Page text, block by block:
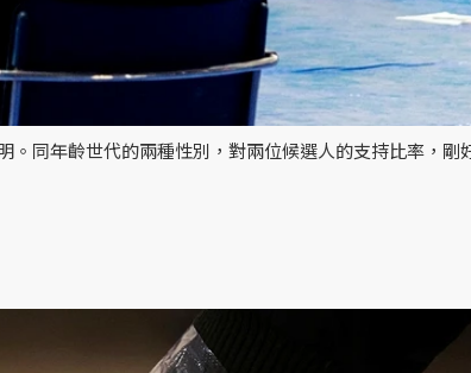
同年齡世代的兩種性別，對兩位候選人的支持比率，剛